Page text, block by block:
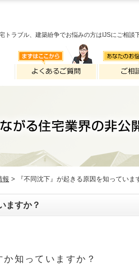
トラブル、建築紛争でお悩みの方はIJSにご相談
報 > 『不同沈下』が起きる原因を知っていま
ますか？
知っていますか？